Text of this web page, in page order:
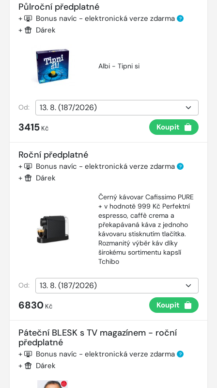
Půlroční předplatné
+ Bonus navíc - elektronická verze zdarma ?
+ Dárek
Albi - Tipni si
Od:
3415 Kč Koupit
Roční předplatné
+ Bonus navíc - elektronická verze zdarma ?
+ Dárek
Černý kávovar Cafissimo PURE
+ v hodnotě 999 Kč Perfektní
espresso, caffè crema a
překapávaná káva z jednoho
kávovaru stisknutím tlačítka.
Rozmanitý výběr káv díky
širokému sortimentu kapslí
Tchibo
Od:
6830 Kč Koupit
Páteční BLESK s TV magazínem - roční
předplatné
+ Bonus navíc - elektronická verze zdarma ?
+ Dárek